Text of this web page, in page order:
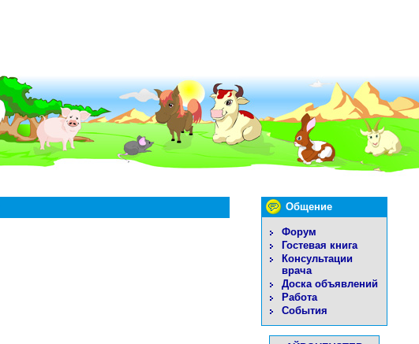
Общение
Форум
Гостевая книга
Консультации
врача
Доска объявлений
Работа
События